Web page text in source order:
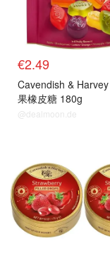
€2.49
Cavendish & Harvey
果橡皮糖 180g
@dealmoon.de